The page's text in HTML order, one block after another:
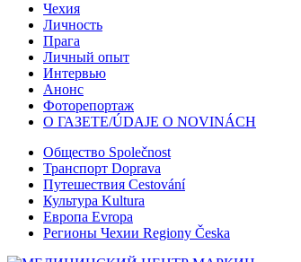
Чехия
Личность
Прага
Личный опыт
Интервью
Анонс
Фоторепортаж
О ГАЗЕТЕ/ÚDAJE O NOVINÁCH
Общество Společnost
Транспорт Doprava
Путешествия Cestování
Культура Kultura
Европа Evropa
Регионы Чехии Regiony Česka